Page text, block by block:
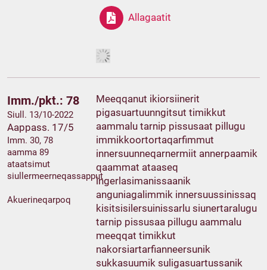
Allagaatit
Imm./pkt.: 78
Siull. 13/10-2022
Aappass. 17/5
Imm. 30, 78
aamma 89
ataatsimut
siullermeerneqassapput
Akuerineqarpoq
Meeqqanut ikiorsiinerit
pigasuartuunngitsut timikkut
aammalu tarnip pissusaat pillugu
immikkoortortaqarfimmut
innersuunneqarnermiit annerpaamik
qaammat ataaseq
ingerlasimanissaanik
anguniagalimmik innersuussinissaq
kisitsisilersuinissarlu siunertaralugu
tarnip pissusaa pillugu aammalu
meeqqat timikkut
nakorsiartarfianneersunik
sukkasuumik suligasuartussanik